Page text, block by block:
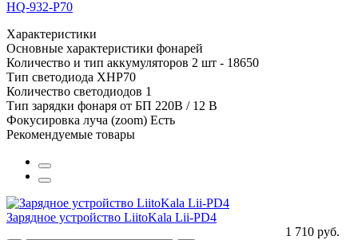
HQ-932-P70
Характеристики
Основные характеристики фонарей
Количество и тип аккумуляторов 2 шт - 18650
Тип светодиода XHP70
Количество светодиодов 1
Тип зарядки фонаря от БП 220В / 12 В
Фокусировка луча (zoom) Есть
Рекомендуемые товары
Зарядное устройство LiitoKala Lii-PD4
1 710 руб.